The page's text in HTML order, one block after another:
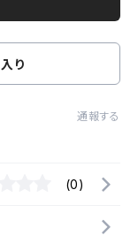
り
通報する
(0)